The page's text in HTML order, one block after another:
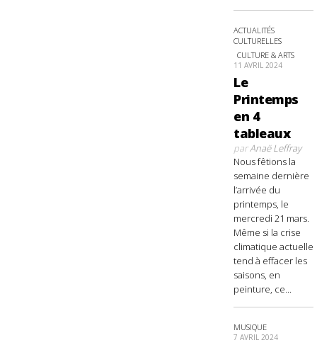
ACTUALITÉS
CULTURELLES
CULTURE & ARTS
11 AVRIL 2024
Le
Printemps
en 4
tableaux
parAnaë Leffray
Nous fêtions la
semaine dernière
l’arrivée du
printemps, le
mercredi 21 mars.
Même si la crise
climatique actuelle
tend à effacer les
saisons, en
peinture, ce...
MUSIQUE
7 AVRIL 2024